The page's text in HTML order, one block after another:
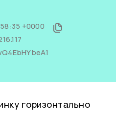
+0000
горизонтально